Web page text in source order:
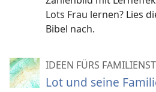
Lots Frau lernen? Lies
Bibel nach.
IDEEN FÜRS
Lot und seine